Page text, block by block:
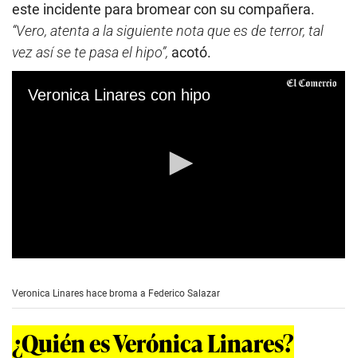
este incidente para bromear con su compañera.
“Vero, atenta a la siguiente nota que es de terror, tal
vez así se te pasa el hipo”, acotó.
Veronica Linares con hipo
e
n
d
s
Veronica Linares hace broma a Federico Salazar
¿Quién es Verónica Linares?